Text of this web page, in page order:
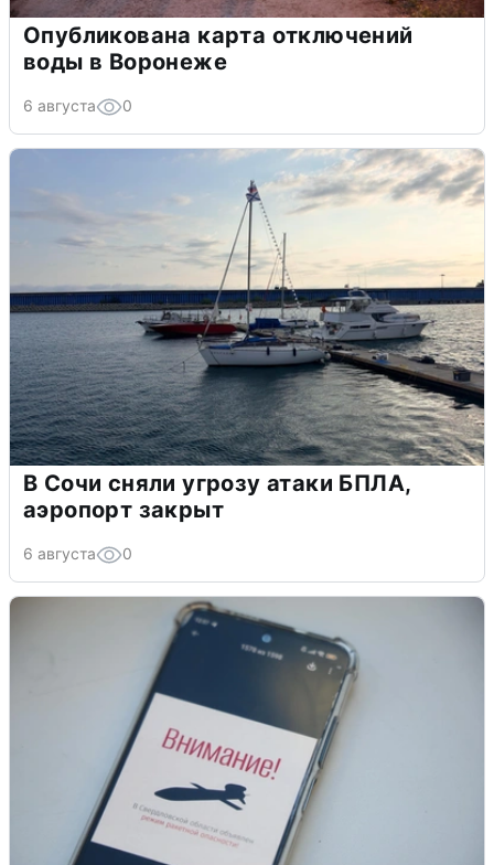
Опубликована карта отключений
воды в Воронеже
6 августа 0
В Сочи сняли угрозу атаки БПЛА,
аэропорт закрыт
6 августа 0